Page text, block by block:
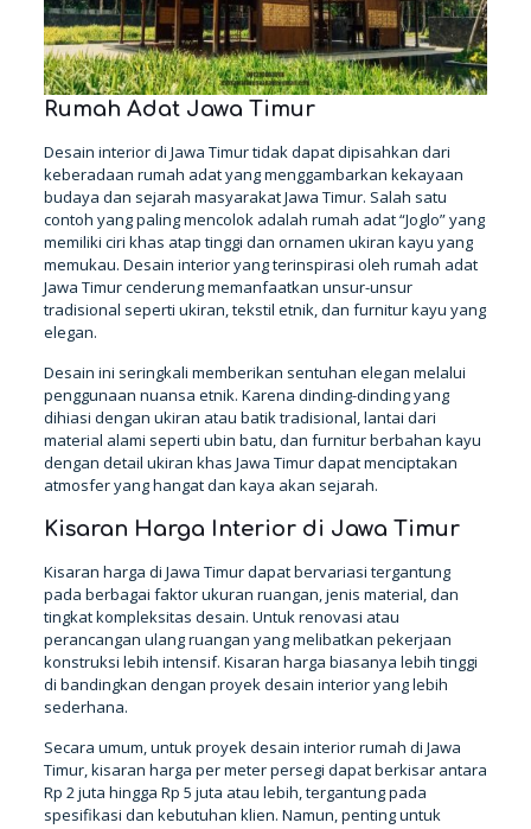
Rumah Adat Jawa Timur
Desain interior di Jawa Timur tidak dapat dipisahkan dari
keberadaan rumah adat yang menggambarkan kekayaan
budaya dan sejarah masyarakat Jawa Timur. Salah satu
contoh yang paling mencolok adalah rumah adat “Joglo” yang
memiliki ciri khas atap tinggi dan ornamen ukiran kayu yang
memukau. Desain interior yang terinspirasi oleh rumah adat
Jawa Timur cenderung memanfaatkan unsur-unsur
tradisional seperti ukiran, tekstil etnik, dan furnitur kayu yang
elegan.
Desain ini seringkali memberikan sentuhan elegan melalui
penggunaan nuansa etnik. Karena dinding-dinding yang
dihiasi dengan ukiran atau batik tradisional, lantai dari
material alami seperti ubin batu, dan furnitur berbahan kayu
dengan detail ukiran khas Jawa Timur dapat menciptakan
atmosfer yang hangat dan kaya akan sejarah.
Kisaran Harga Interior di Jawa Timur
Kisaran harga di Jawa Timur dapat bervariasi tergantung
pada berbagai faktor ukuran ruangan, jenis material, dan
tingkat kompleksitas desain. Untuk renovasi atau
perancangan ulang ruangan yang melibatkan pekerjaan
konstruksi lebih intensif. Kisaran harga biasanya lebih tinggi
di bandingkan dengan proyek desain interior yang lebih
sederhana.
Secara umum, untuk proyek desain interior rumah di Jawa
Timur, kisaran harga per meter persegi dapat berkisar antara
Rp 2 juta hingga Rp 5 juta atau lebih, tergantung pada
spesifikasi dan kebutuhan klien. Namun, penting untuk